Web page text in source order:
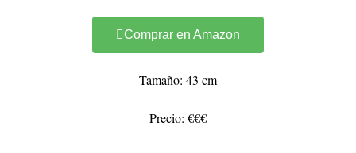
Comprar en Amazon
Tamaño: 43 cm
Precio: €€€